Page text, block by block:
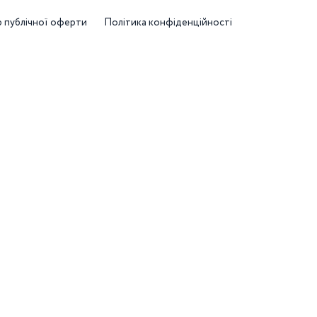
публічної оферти Політика конфіденційності